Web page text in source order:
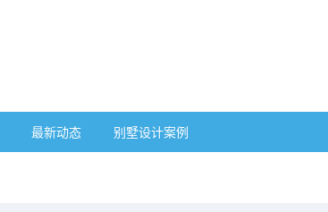
最新动态 别墅设计案例